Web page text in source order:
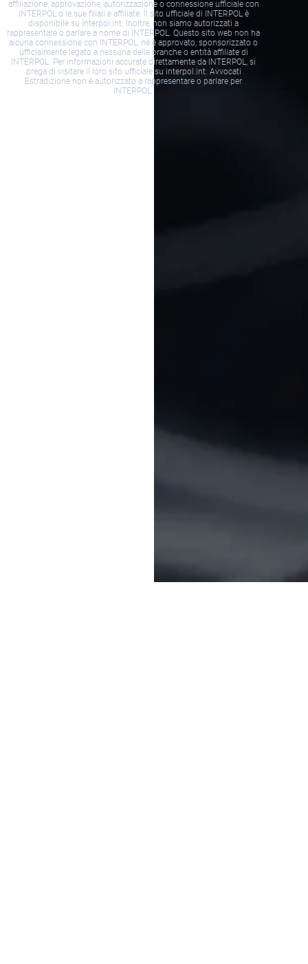
affiliazione, approvazione, autorizzazione o connessione ufficiale con
INTERPOL o le sue filiali e affiliate. Il sito ufficiale di INTERPOL è
disponibile su interpol.int. Inoltre, non siamo autorizzati a
rappresentare o parlare a nome di INTERPOL. Questo sito web non ha
alcuna connessione con INTERPOL, né è approvato, sponsorizzato o
ufficialmente legato a nessuna delle branche o entità affiliate di
INTERPOL. Per informazioni accurate direttamente da INTERPOL, si
prega di visitare il loro sito ufficiale su interpol.int. Avvocati
Estradizione non è autorizzato a rappresentare o parlare per
INTERPOL.